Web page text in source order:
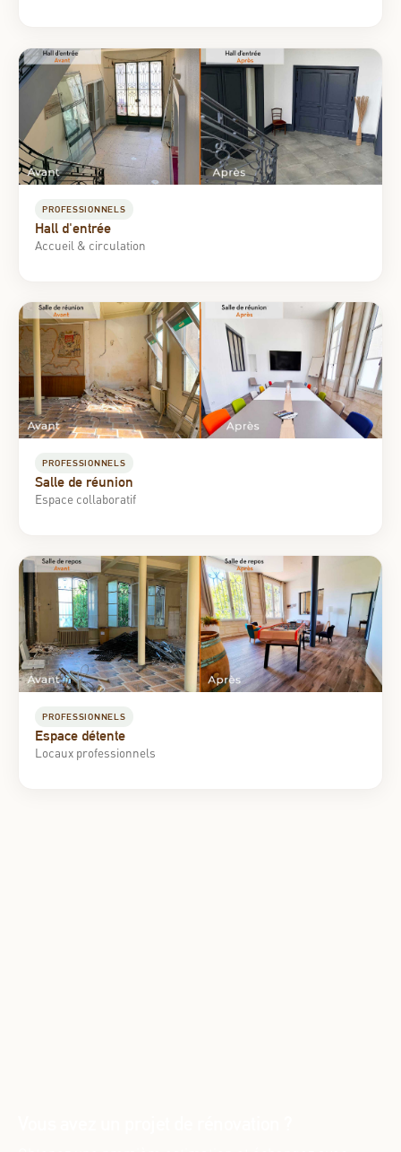
PROFESSIONNELS
Hall d'entrée
Accueil & circulation
PROFESSIONNELS
Salle de réunion
Espace collaboratif
PROFESSIONNELS
Espace détente
Locaux professionnels